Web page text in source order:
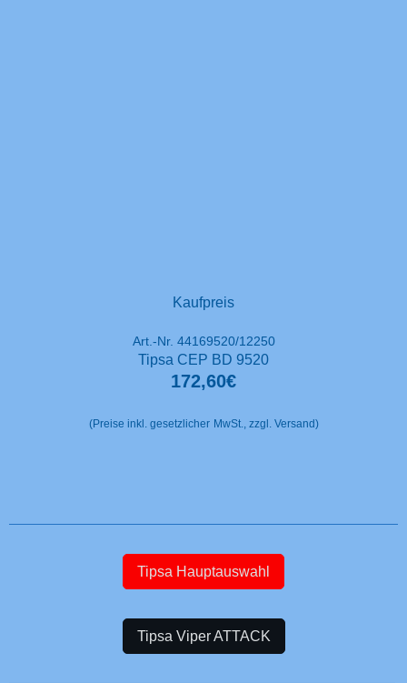
Kaufpreis
Art.-Nr. 44169520/12250
Tipsa CEP BD 9520
172,60€
(Preise inkl. gesetzlicher MwSt., zzgl. Versand)
Tipsa Hauptauswahl
Tipsa Viper ATTACK